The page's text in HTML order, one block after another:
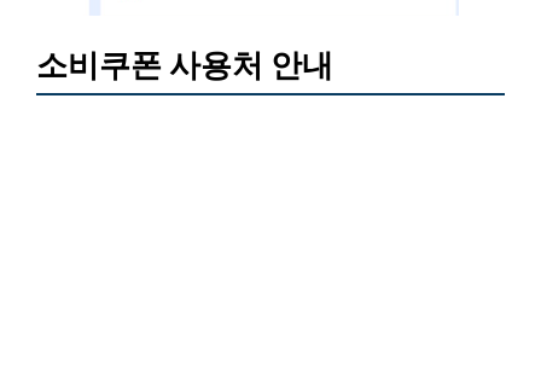
소비쿠폰 사용처 안내